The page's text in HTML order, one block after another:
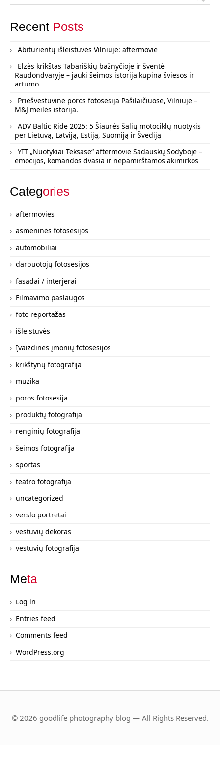
Recent Posts
Abiturientų išleistuvės Vilniuje: aftermovie
Elzės krikštas Tabariškių bažnyčioje ir šventė
Raudondvaryje – jauki šeimos istorija kupina šviesos ir
artumo
Priešvestuvinė poros fotosesija Pašilaičiuose, Vilniuje –
M&J meilės istorija.
ADV Baltic Ride 2025: 5 Šiaurės šalių motociklų nuotykis
per Lietuvą, Latviją, Estiją, Suomiją ir Švediją
YIT „Nuotykiai Teksase“ aftermovie Sadauskų Sodyboje –
emocijos, komandos dvasia ir nepamirštamos akimirkos
Categories
aftermovies
asmeninės fotosesijos
automobiliai
darbuotojų fotosesijos
fasadai / interjerai
Filmavimo paslaugos
foto reportažas
išleistuvės
Įvaizdinės įmonių fotosesijos
krikštynų fotografija
muzika
poros fotosesija
produktų fotografija
renginių fotografija
šeimos fotografija
sportas
teatro fotografija
uncategorized
verslo portretai
vestuvių dekoras
vestuvių fotografija
Meta
Log in
Entries feed
Comments feed
WordPress.org
© 2026 goodlife photography blog — All Rights Reserved.